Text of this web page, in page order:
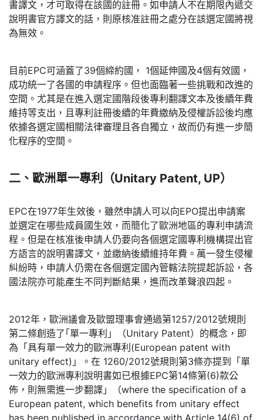
書譯文，才可取得在該國的註冊。如申請人不在期限內遞交
說明書官方譯文的話，則原核准註冊之處分在該選定國將視
為無效。
目前EPC可涵蓋了39個締約國， 1個延伸國及4個有效國，
成功統一了各國的申請程序。但也面臨著一些挑戰和改進的
空間。尤其是在進入選定國階段後專利翻譯文本及後續年費
維持等支出，且專利註冊後續的年費繳納及侵權訴訟後均應
依據各選定國相關法律審理且各自獨立，故而仍有進一步簡
化程序的空間。
二、歐洲單一專利（Unitary Patent, UP）
EPC在1977年生效後，雖然申請人可以向EPO提出申請案
並選定在哪些成員國生效，而簡化了歐洲地區的專利申請流
程。但是在核准後申請人仍要向各個選定國專利機構提出官
方語言的說明書譯文，並繳納後續維持年費。萬一發生侵權
糾紛時，申請人仍需在各個選定國內管轄法院提起訴訟，各
國法院亦可能產生不同判斷結果，進而改革聲浪四起。
2012年，歐洲議會及歐盟理事會通過第1257/2012號規則
第二條創造了｢單一專利」（Unitary Patent）的概念，即
為「具有單一效力的歐洲專利(European patent with
unitary effect)」。在 1260/2012號規則第3條亦提到「單
一效力的歐洲專利說明書如已根據EPC第14條第(6)款公
佈，則無需進一步翻譯」（where the specification of a
European patent, which benefits from unitary effect
has been published in accordance with Article 14(6) of